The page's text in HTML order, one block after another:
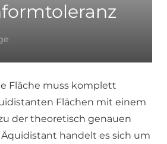
Fläche muss komplett
Flächen mit einem
der theoretisch genauen
Äquidistant handelt es sich um